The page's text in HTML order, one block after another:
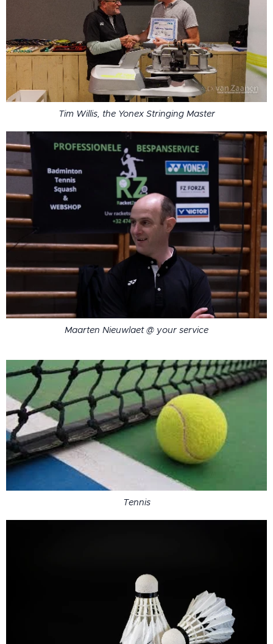
Tim Willis, the Yonex Stringing Master
Maarten Nieuwlaet @ your service
Tennis